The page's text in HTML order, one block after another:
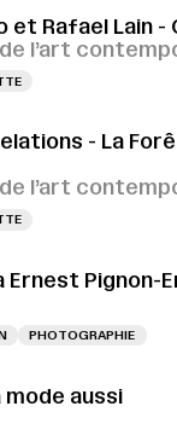
et Rafael Lain -
l’art
- La
l’art
Ernest Pignon-
PHOTOGRAPHIE
mode aussi